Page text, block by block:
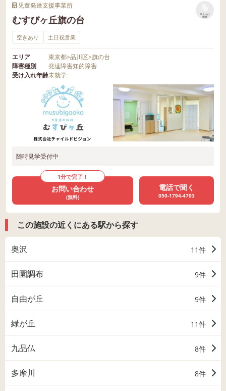
児童発達支援事業所
むすびヶ丘旗の台
リストに
保存
空きあり 土日祝営業
エリア 東京都>品川区>旗の台
障害種別
発達障害知的障害
受け入れ年齢未就学
随時見学受付中
1分で完了！
お問い合わせ
(無料)
電話で聞く
050-1794-4793
この施設の近くにある駅から探す
奥沢 11件
田園調布 9件
自由が丘 9件
緑が丘 11件
九品仏 8件
多摩川 8件